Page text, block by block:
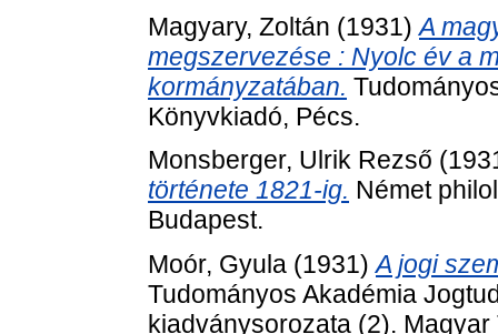
Magyary, Zoltán (1931)A
megszervezése : Nyolc év a
kormányzatában.
Könyvkiadó, Pécs.
Monsberger, Ulrik Rezső
története 1821-ig. Német
Budapest.
Moór, Gyula (1931)A jogi
Tudományos Akadémia
kiadványsorozata (2).